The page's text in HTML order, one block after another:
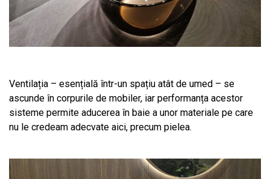
Ventilația – esențială într-un spațiu atât de umed – se
ascunde în corpurile de mobiler, iar performanța acestor
sisteme permite aducerea în baie a unor materiale pe care
nu le credeam adecvate aici, precum pielea.